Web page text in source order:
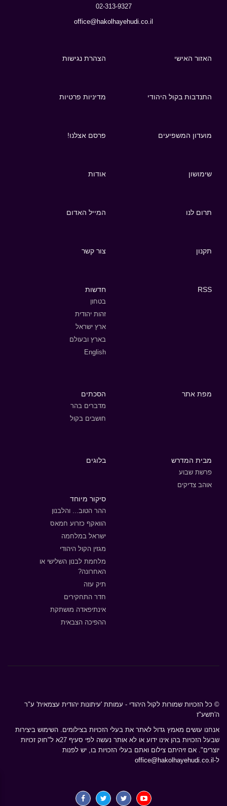
02-313-9327
office@hakolhayehudi.co.il
האזור האישי הצהרת נגישות
התנדבות בקול היהודי מדיניות פרטיות
מועדון המשפיעים פרסם אצלנו!
שימושון אודות
תרום לנו המייל האדום
תקנון צור קשר
RSS חדשות
בטחון
זהות יהודית
ארץ ישראל
בארץ ובעולם
English
מפת אתר הסכתים
מדברים בהר
חושבים בקול
מבית המדרש
פרשת שבוע
אוהב צדיקים
בלוגים
סיקור מיוחד
ההר הטוב... והלבנון
הוואקף כזרוע חמאס
ישראל במלחמה
מגזין הקול היהודי
מלחמת לבנון השלישי או
האחרונה?
תיק עזה
חדר התחקירים
אינתיפאדה מושתקת
ההפיכה הצבאית
© כל הזכויות שמורות לקול היהודי - עמותת 'עיתונות יהודית עצמאית' ע"ר
ה'תשע"ז
אנחנו עושים מאמץ גדול לאתר את בעלי הזכויות בצילומים. השימוש ביצירות
שבעל הזכויות בהן אינו ידוע או לא אותר נעשה לפי סעיף 27א ל"חוק זכויות
יוצרים". אם זיהיתם צילום ואתם בעלי הזכויות בו, יש לפנות
ל- office@hakolhayehudi.co.il